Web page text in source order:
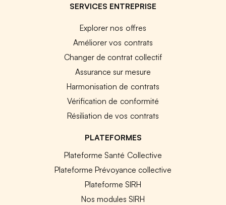
SERVICES ENTREPRISE
Explorer nos offres
Améliorer vos contrats
Changer de contrat collectif
Assurance sur mesure
Harmonisation de contrats
Vérification de conformité
Résiliation de vos contrats
PLATEFORMES
Plateforme Santé Collective
Plateforme Prévoyance collective
Plateforme SIRH
Nos modules SIRH